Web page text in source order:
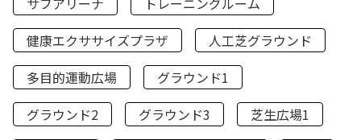
健康エクササイズプラザ
人工芝グラウンド
多目的運動広場
グラウンド1
グラウンド2
グラウンド3
芝生広場1